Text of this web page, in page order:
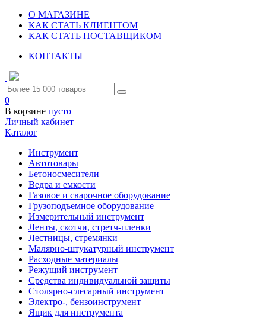
О МАГАЗИНЕ
КАК СТАТЬ КЛИЕНТОМ
КАК СТАТЬ ПОСТАВЩИКОМ
КОНТАКТЫ
0
В корзине пусто
Личный кабинет
Каталог
Инструмент
Автотовары
Бетоносмесители
Ведра и емкости
Газовое и сварочное оборудование
Грузоподъемное оборудование
Измерительный инструмент
Ленты, скотчи, стретч-пленки
Лестницы, стремянки
Малярно-штукатурный инструмент
Расходные материалы
Режущий инструмент
Средства индивидуальной защиты
Столярно-слесарный инструмент
Электро-, бензоинструмент
Ящик для инструмента